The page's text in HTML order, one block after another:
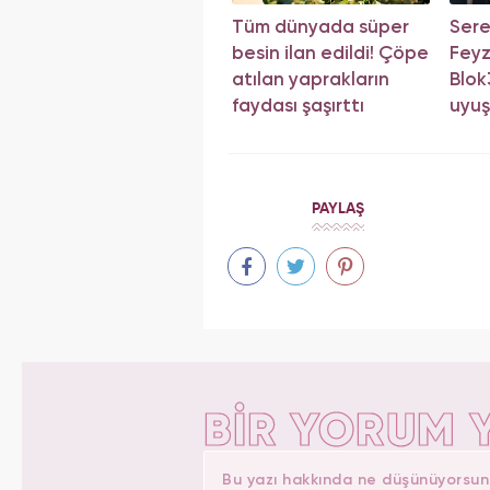
Tüm dünyada süper
besin ilan edildi! Çöpe
atılan yaprakların
faydası şaşırttı
PAYLAŞ
BİR YORUM